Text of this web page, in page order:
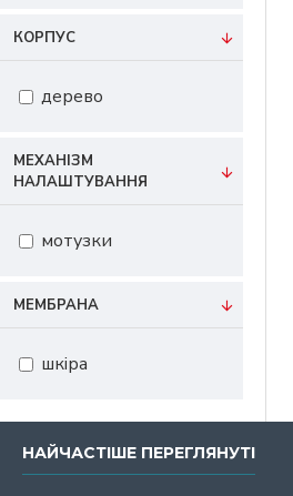
КОРПУС
дерево
МЕХАНІЗМ
НАЛАШТУВАННЯ
мотузки
МЕМБРАНА
шкіра
НАЙЧАСТІШЕ ПЕРЕГЛЯНУТІ